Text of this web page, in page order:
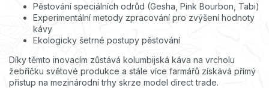
Pěstování speciálních odrůd (Gesha, Pink Bourbon, Tabi)
Experimentální metody zpracování pro zvýšení hodnoty
kávy
Ekologicky šetrné postupy pěstování
Díky těmto inovacím zůstává kolumbijská káva na vrcholu
žebříčku světové produkce a stále více farmářů získává přímý
přístup na mezinárodní trhy skrze model direct trade.